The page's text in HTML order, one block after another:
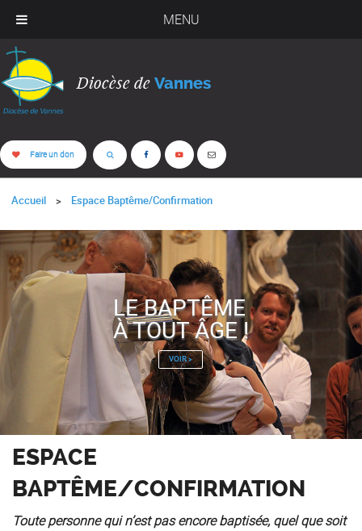
MENU
Diocèse de Vannes
Faire un don
Accueil Espace Baptême/Confirmation
LE BAPTÊME
À TOUT ÂGE !
VOIR >
ESPACE
BAPTÊME/CONFIRMATION
Toute personne qui n’est pas encore baptisée, quel que soit